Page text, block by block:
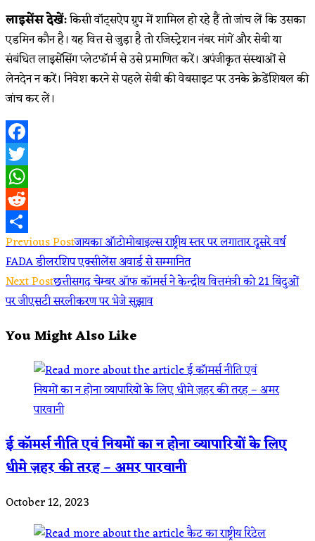
लाइसेंस देखें:किसी वॉट्सऐप ग्रुप में शामिल हो रहे हैं तो जांच लें कि उसका
एडमिन कौन है। यह वित्त से जुड़ा है तो रजिस्ट्रेशन नंबर मांगें और सेबी या
संबंधित लाइसेंसिंग प्लेटफॉर्म से उसे प्रमाणित करें। अपंजीकृत संस्थाओं से
लेनदेन न करें। निवेश करने से पहले सेबी की वेबसाइट पर उनके क्रेडेंशियल की
जांच कर लें।
Facebook
Twitter
WhatsApp
Reddit
Share
Read
more
articles
Previous Postजायका ऑटोमोबाइल्स राष्ट्रीय स्तर पर लगातार दूसरे वर्ष
FADA डीलरशिप एक्सीलेंस अवार्ड से सम्मानित
Next Postछत्तीसगढ़ चेम्बर ऑफ कॉमर्स ने केन्द्रीय वित्तमंत्री को 21 बिंदुओं
पर जीएसटी सरलीकरण पर भेजे सुझाव
You Might Also Like
ई कॉमर्स नीति एवं नियमों का न होना व्यापारियों के लिए
धीमे ज़हर की तरह – अमर पारवानी
October 12, 2023